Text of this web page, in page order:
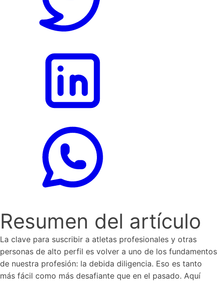
Resumen del artículo
La clave para suscribir a atletas profesionales y otras
personas de alto perfil es volver a uno de los fundamentos
de nuestra profesión: la debida diligencia. Eso es tanto
más fácil como más desafiante que en el pasado. Aquí